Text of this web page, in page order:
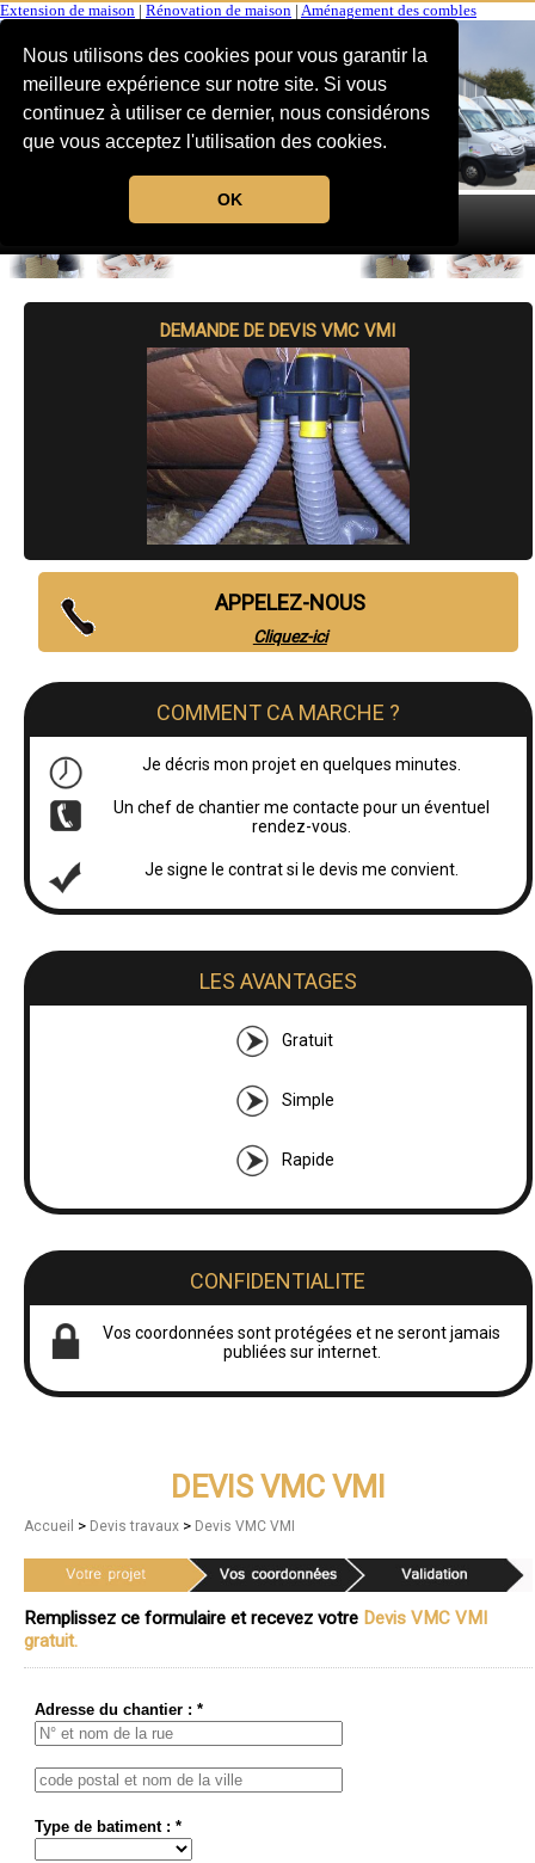
Nous utilisons des cookies pour vous garantir la
meilleure expérience sur notre site. Si vous
continuez à utiliser ce dernier, nous considérons
que vous acceptez l'utilisation des cookies.
OK
Extension de maison Rénovation de maison Aménagement des combles
MENU
DEMANDE DE DEVIS VMC VMI
APPELEZ-NOUS
Cliquez-ici
COMMENT CA MARCHE ?
Je décris mon projet en quelques minutes.
Un chef de chantier me contacte pour un éventuel
rendez-vous.
Je signe le contrat si le devis me convient.
LES AVANTAGES
Gratuit
Simple
Rapide
CONFIDENTIALITE
Vos coordonnées sont protégées et ne seront jamais
publiées sur internet.
DEVIS VMC VMI
Accueil > Devis travaux > Devis VMC VMI
Remplissez ce formulaire et recevez votre Devis VMC VMI
gratuit.
Adresse du chantier : *
Type de batiment : *